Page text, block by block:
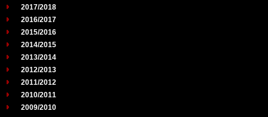
2017/2018
2016/2017
2015/2016
2014/2015
2013/2014
2012/2013
2011/2012
2010/2011
2009/2010